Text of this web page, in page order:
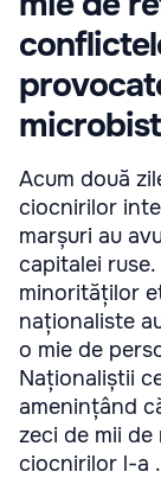
Acum două
ciocnirilor
marșuri au
capitalei
minorităților
naționaliste
o mie de
Naționaliștii
amenințând
zeci de mii
ciocnirilor l-a